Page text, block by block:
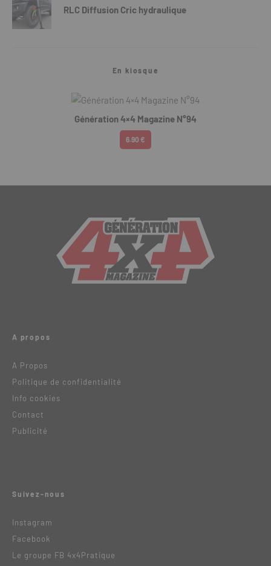
RLC Diffusion Cric hydraulique
En kiosque
Génération 4×4 Magazine N°94
6.90 €
A propos
A Propos
Politique de confidentialité
Info cookies
Contact
Publicité
Suivez-nous
Instagram
Facebook
Le groupe FB 4x4Pratique